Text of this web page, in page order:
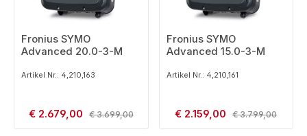
Fronius SYMO
Advanced 20.0-3-M
Artikel Nr.: 4,210,163
Verkaufspreis:
€ 2.679,00 Regulärer Preis:
€ 3.699,00
Fronius SYMO
Advanced 15.0-3-M
Artikel Nr.: 4,210,161
Verkaufspreis:
€ 2.159,00 Regulärer Preis:
€ 3.799,00